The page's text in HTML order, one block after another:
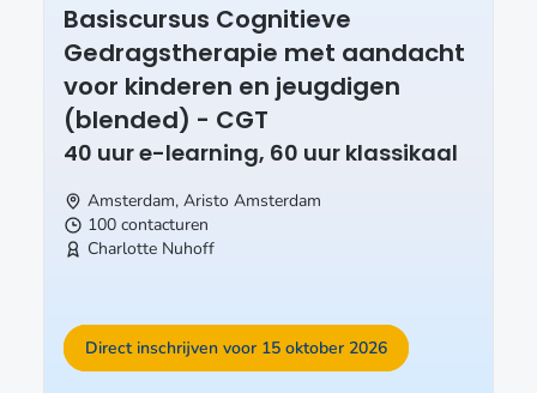
Basiscursus Cognitieve
Gedragstherapie met aandacht
voor kinderen en jeugdigen
(blended) - CGT
40 uur e-learning, 60 uur klassikaal
Amsterdam, Aristo Amsterdam
100 contacturen
Charlotte Nuhoff
Direct inschrijven voor 15 oktober 2026